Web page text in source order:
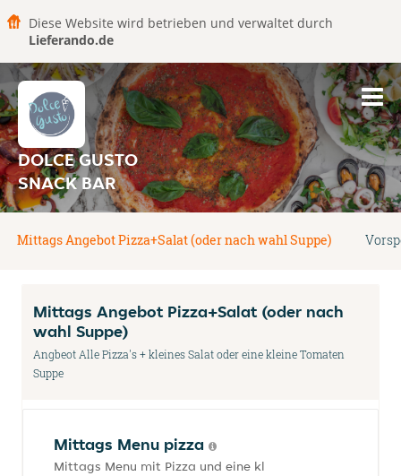
Diese Website wird betrieben und verwaltet durch
Lieferando.de
DOLCE GUSTO
SNACK BAR
Mittags Angebot Pizza+Salat (oder nach wahl Suppe)
Mittags Angebot Pizza+Salat (oder nach
wahl Suppe)
Angbeot Alle Pizza's + kleines Salat oder eine kleine Tomaten
Suppe
Mittags Menu pizza
Mittags Menu mit Pizza und eine kl